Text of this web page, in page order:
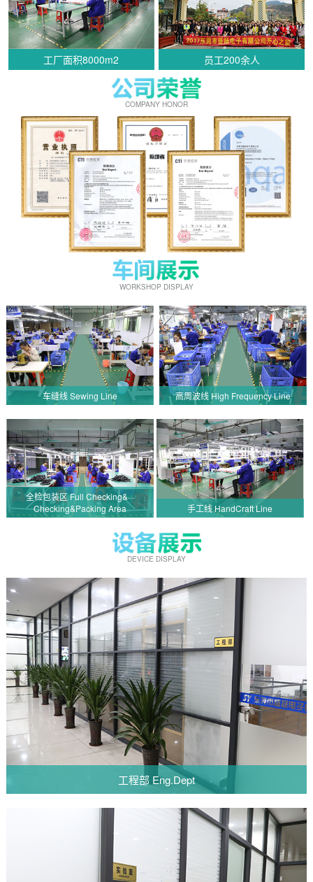
工厂面积8000m2 员工200余人
COMPANY HONOR
WORKSHOP DISPLAY
车缝线 Sewing Line 高周波线 High Frequency Line
全检包装区 Full Checking&···
Checking&Packing Area
手工线 HandCraft Line
DEVICE DISPLAY
工程部 Eng.Dept